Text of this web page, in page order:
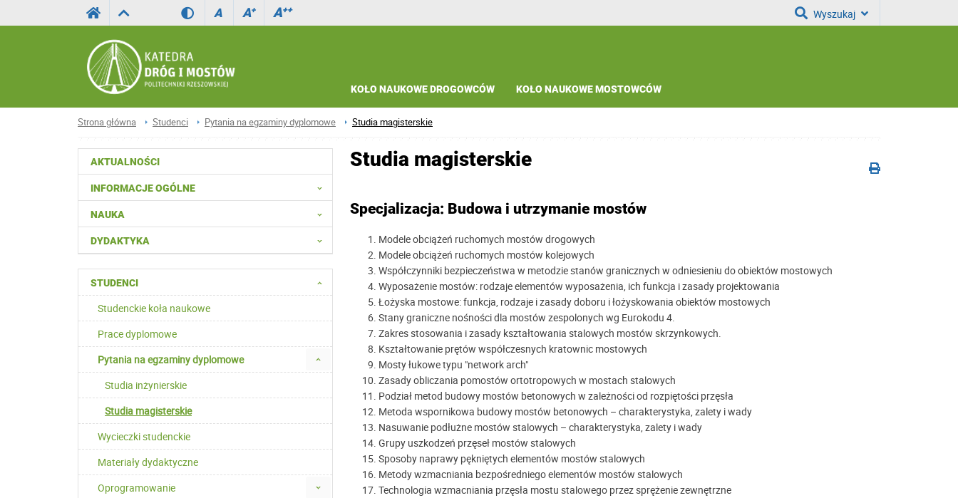
A A+ A++ Wyszukaj
KOŁO NAUKOWE DROGOWCÓW KOŁO NAUKOWE MOSTOWCÓW
Strona główna Studenci Pytania na egzaminy dyplomowe Studia magisterskie
AKTUALNOŚCI
INFORMACJE OGÓLNE
NAUKA
DYDAKTYKA
STUDENCI
Studenckie koła naukowe
Prace dyplomowe
Pytania na egzaminy dyplomowe
Studia inżynierskie
Studia magisterskie
Wycieczki studenckie
Materiały dydaktyczne
Oprogramowanie
Studia magisterskie
Specjalizacja: Budowa i utrzymanie mostów
Modele obciążeń ruchomych mostów drogowych
Modele obciążeń ruchomych mostów kolejowych
Współczynniki bezpieczeństwa w metodzie stanów granicznych w odniesieniu do obiektów mostowych
Wyposażenie mostów: rodzaje elementów wyposażenia, ich funkcja i zasady projektowania
Łożyska mostowe: funkcja, rodzaje i zasady doboru i łożyskowania obiektów mostowych
Stany graniczne nośności dla mostów zespolonych wg Eurokodu 4.
Zakres stosowania i zasady kształtowania stalowych mostów skrzynkowych.
Kształtowanie prętów współczesnych kratownic mostowych
Mosty łukowe typu "network arch"
Zasady obliczania pomostów ortotropowych w mostach stalowych
Podział metod budowy mostów betonowych w zależności od rozpiętości przęsła
Metoda wspornikowa budowy mostów betonowych – charakterystyka, zalety i wady
Nasuwanie podłużne mostów stalowych – charakterystyka, zalety i wady
Grupy uszkodzeń przęseł mostów stalowych
Sposoby naprawy pękniętych elementów mostów stalowych
Metody wzmacniania bezpośredniego elementów mostów stalowych
Technologia wzmacniania przęsła mostu stalowego przez sprężenie zewnętrzne